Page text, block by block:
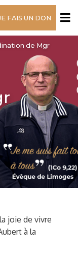
FAIS UN DON
de Mgr
joie de vivre
à la